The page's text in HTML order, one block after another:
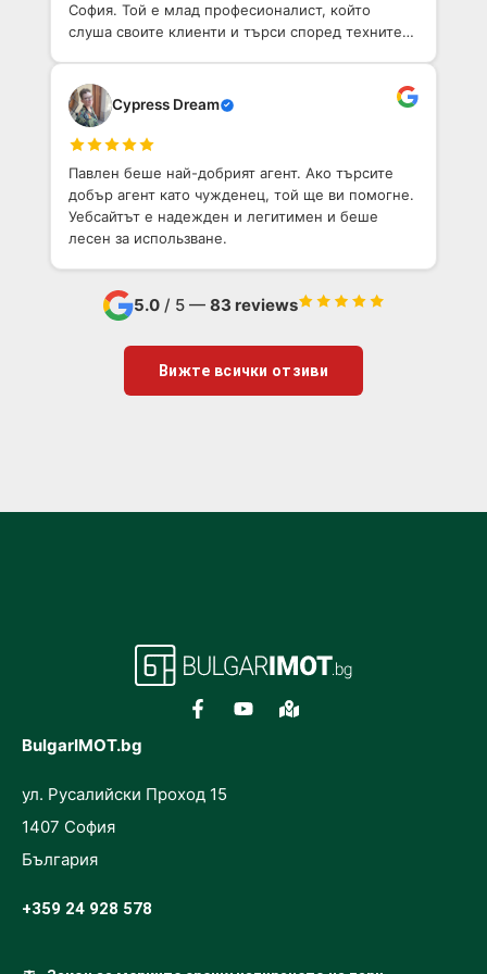
София. Той е млад професионалист, който
слуша своите клиенти и търси според техните
Cypress Dream
Павлен беше най-добрият агент. Ако търсите
добър агент като чужденец, той ще ви помогне.
Уебсайтът е надежден и легитимен и беше
лесен за использване.
5.0/ 5 — 83 reviews
Вижте всички отзиви
BulgarIMOT.bg
ул. Русалийски Проход 15
1407 София
България
+359 24 928 578